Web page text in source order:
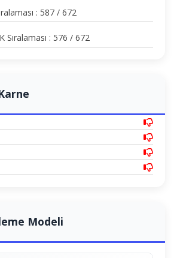
: 587 / 672
Sıralaması : 576 / 672
Modeli